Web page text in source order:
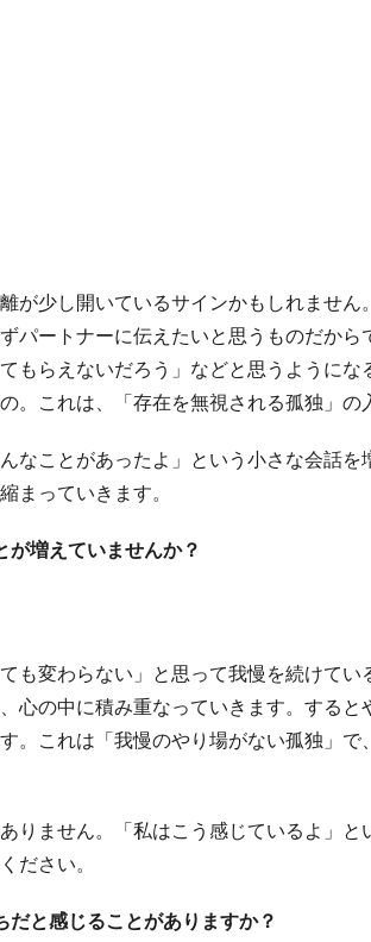
が少し開いているサインかもしれません
パートナーに伝えたいと思うものだから
もらえないだろう」などと思うようにな
。これは、「存在を無視される孤独」の
なことがあったよ」という小さな会話を
まっていきます。
が増えていませんか？
も変わらない」と思って我慢を続けてい
心の中に積み重なっていきます。すると
。これは「我慢のやり場がない孤独」で
りません。「私はこう感じているよ」と
ださい。
だと感じることがありますか？